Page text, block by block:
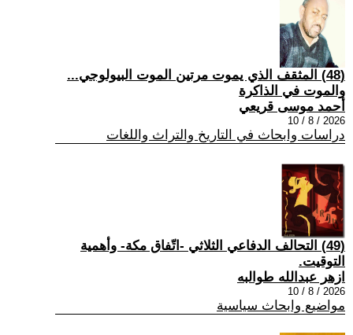
(48) المثقف الذي يموت مرتين الموت البيولوجي...
والموت في الذاكرة
أحمد موسى قريعي
2026 / 8 / 10
دراسات وابحاث في التاريخ والتراث واللغات
(49) التحالف الدفاعي الثلاثي -اتّفاق مكة- وأهمية
التوقيت.
ازهر عبدالله طوالبه
2026 / 8 / 10
مواضيع وابحاث سياسية